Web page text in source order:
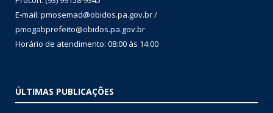
E-mail: pmosemad@obidos.pa.gov.br /
pmogabprefeito@obidos.pa.gov.br
Horário de atendimento: 08:00 às 14:00
ÚLTIMAS PUBLICAÇÕES